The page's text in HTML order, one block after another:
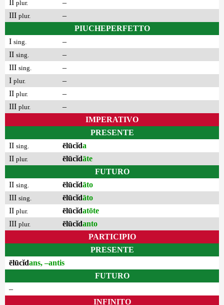
plur.
–
III plur.
–
PIUCHEPERFETTO
I sing.
–
II sing.
–
III sing.
–
I plur.
–
II plur.
–
III plur.
–
IMPERATIVO
PRESENTE
II sing. ēlūcĭda
II plur. ēlūcĭdāte
FUTURO
II sing. ēlūcĭdāto
III sing. ēlūcĭdāto
II plur. ēlūcĭdatōte
III plur. ēlūcĭdanto
PARTICIPIO
PRESENTE
ēlūcĭdans, –antis
FUTURO
–
INFINITO